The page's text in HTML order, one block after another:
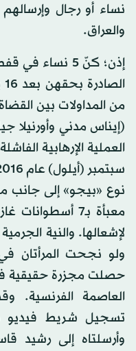
نساء أو رجال
والعراق.
إذن؛ كنّ 5 نساء
من المداولات بين
(إيناس مدني وأورنيلا
نوع «بيجو» إلى جانب
لإشعالها. والنية
ولو نجحت المرأتان
حصلت مجزرة حقيقية في
العاصمة الفرنسية.
تسجيل شريط فيديو
وأرسلتاه إلى رشيد